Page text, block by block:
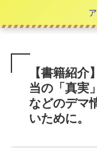
【書籍紹
当の「真
などのデマ
いために。